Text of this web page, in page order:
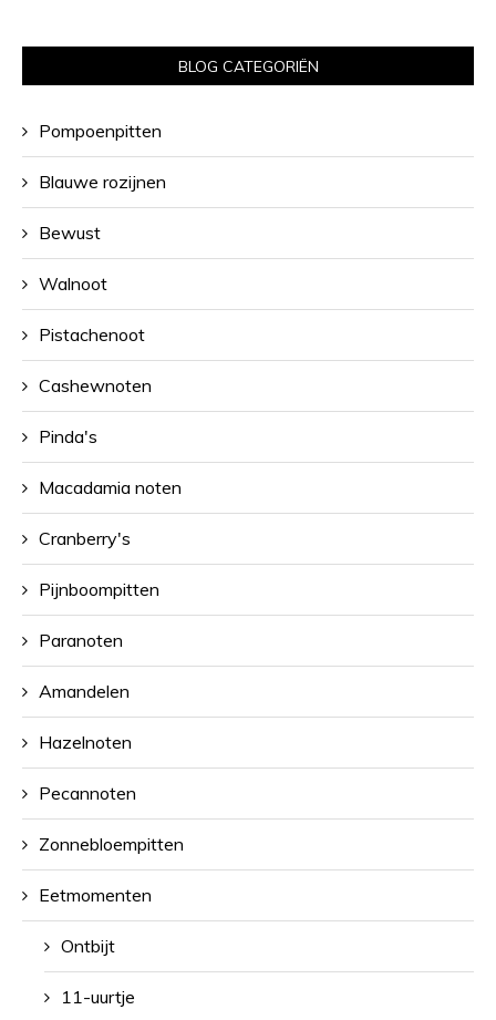
BLOG CATEGORIËN
Pompoenpitten
Blauwe rozijnen
Bewust
Walnoot
Pistachenoot
Cashewnoten
Pinda's
Macadamia noten
Cranberry's
Pijnboompitten
Paranoten
Amandelen
Hazelnoten
Pecannoten
Zonnebloempitten
Eetmomenten
Ontbijt
11-uurtje